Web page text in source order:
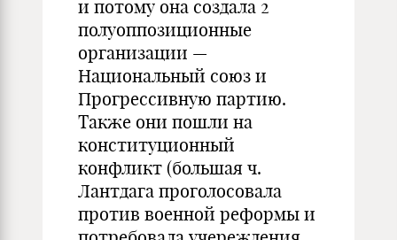
и потому она создала 2
полуоппозиционные
организации —
Национальный союз и
Прогрессивную партию.
Также они пошли на
конституционный
конфликт (большая ч.
Лантдага проголосовала
против военной реформы и